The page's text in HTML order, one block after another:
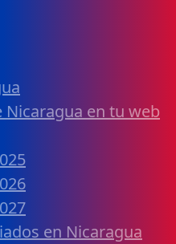
en tu web
en Nicaragua